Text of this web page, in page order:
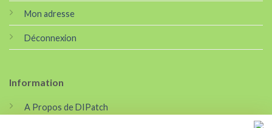
Mon adresse
Déconnexion
Information
A Propos de DIPatch